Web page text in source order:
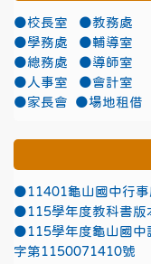
●校長室
●教務處
●學務處
●輔導室
●總務處
●導師室
●人事室
●會計室
●家長會
●場地租借
●11401龜山國中行事
●115學年度教科書版
●115學年度龜山國中
字第1150071410號